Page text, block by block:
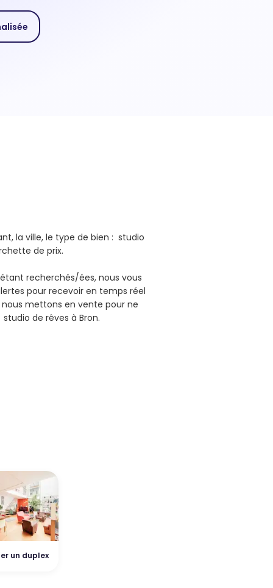
la ville, le type de bien : studio
de prix.
recherchés/ées, nous vous
pour recevoir en temps réel
mettons en vente pour ne
de rêves à Bron.
un duplex